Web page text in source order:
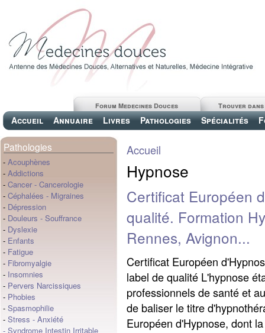
Accueil Annuaire Livres Pathologies Spécialités
Trouver
Forum Medecines Douces
Pathologies
- Acouphènes
- Addictions
- Cancer - Cancerologie
- Céphalées - Migraines
- Dépression
- Douleurs - Souffrance
- Dyslexie
- Enfants
- Fatigue
- Fibromyalgie
- Insomnies
- Pervers Narcissiques
- Phobies
- Spasmophilie
- Stress - Anxiété
- Syndrome Intestin Irritable
Accueil
Hypnose
Certificat Européen
qualité. Formation
Rennes, Avignon...
Certificat Européen
label de qualité L'hypnose
professionnels de santé et
de baliser le titre
Européen d'Hypnose, dont